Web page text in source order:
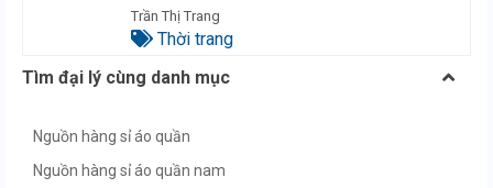
Trần Thị Trang
Thời trang
Tìm đại lý cùng danh mục
Nguồn hàng sỉ áo quần
Nguồn hàng sỉ áo quần nam